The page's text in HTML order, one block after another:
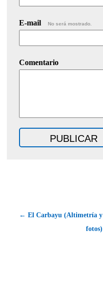
E-mail No será mostrado.
Comentario
← El Carbayu (Altimetría y
fotos)